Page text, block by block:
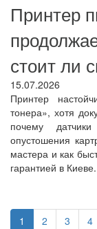
Принтер
стоит ли
15.07.2026
Принтер
тонера», хотя
почему
опустошения
мастера и как
гарантией в Киеве.
1 2 3 4